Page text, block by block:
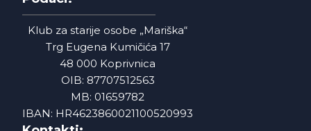
Klub za starije osobe „Mariška“
Trg Eugena Kumičića 17
48 000 Koprivnica
OIB: 87707512563
MB: 01659782
IBAN: HR4623860021100520993